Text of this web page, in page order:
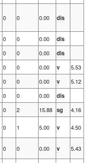
0 0 0.00 dis
0 0 0.00
dis
0 0 0.00
dis
0 0 0.00 v
5.53
0 0 0.00 v
5.12
0 0 0.00
dis
0 2 15.88 sg
4.16
0 1 5.00 v
4.50
0 0 0.00 v
5.43